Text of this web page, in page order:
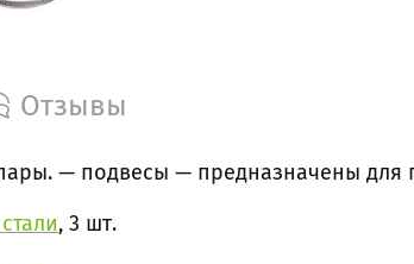
Отзывы
— подвесы — предназначены для
, 3 шт.